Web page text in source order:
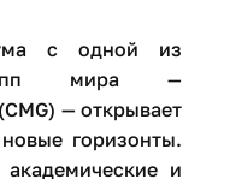
с одной из
мира —
— открывает
горизонты.
и